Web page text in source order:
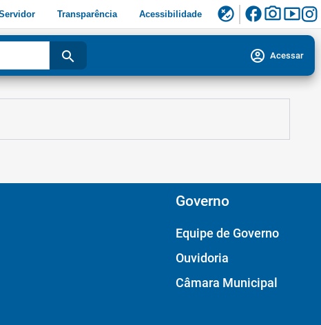
Transparência Acessibilidade flaky facebookphoto_camerasmart_display
search account_circle Acessar
Governo
Equipe de Governo
Ouvidoria
Câmara Municipal